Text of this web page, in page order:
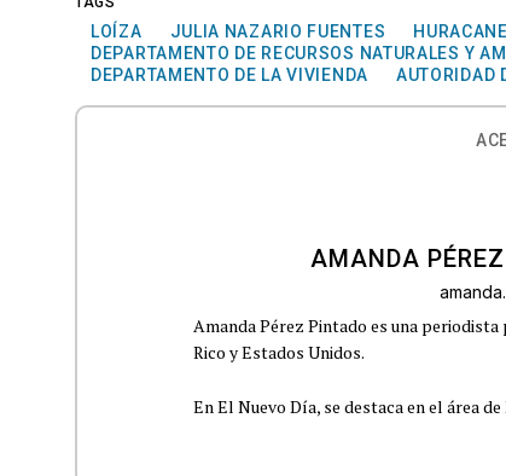
LOÍZA JULIA NAZARIO FUENTES
DEPARTAMENTO DE RECURSOS NATURALES Y
DEPARTAMENTO DE LA VIVIENDA
AUTORIDAD
AMANDA
Amanda Pérez Pintado es una
Rico y Estados Unidos.
En El Nuevo Día, se destaca en el área